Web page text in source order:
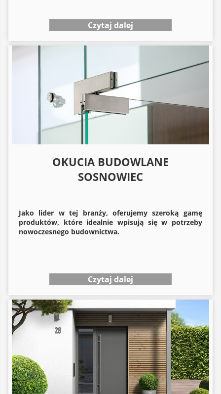
Czytaj dalej
OKUCIA BUDOWLANE
SOSNOWIEC
Jako lider w tej branży, oferujemy szeroką gamę
produktów, które idealnie wpisują się w potrzeby
nowoczesnego budownictwa.
Czytaj dalej